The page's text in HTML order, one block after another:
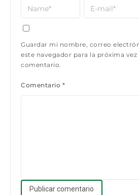
Guardar mi nombre, correo
este navegador para la próxima vez
comentario.
Comentario *